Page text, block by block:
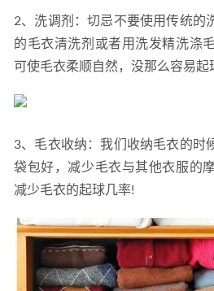
2、洗调剂：切忌不要使用传统的
的毛衣清洗剂或者用洗发精洗涤
可使毛衣柔顺自然，没那么容易起
3、毛衣收纳：我们收纳毛衣的时
袋包好，减少毛衣与其他衣服的
减少毛衣的起球几率!